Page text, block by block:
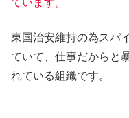
ています。
東国治安維持の為スパ
ていて、仕事だからと
れている組織です。